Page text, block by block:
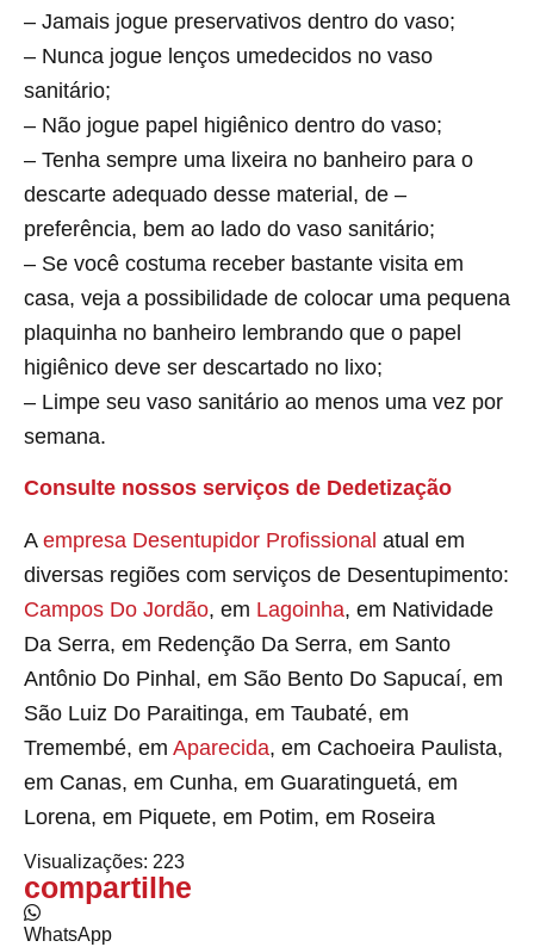
– Jamais jogue preservativos dentro do vaso;
– Nunca jogue lenços umedecidos no vaso
sanitário;
– Não jogue papel higiênico dentro do vaso;
– Tenha sempre uma lixeira no banheiro para o
descarte adequado desse material, de –
preferência, bem ao lado do vaso sanitário;
– Se você costuma receber bastante visita em
casa, veja a possibilidade de colocar uma pequena
plaquinha no banheiro lembrando que o papel
higiênico deve ser descartado no lixo;
– Limpe seu vaso sanitário ao menos uma vez por
semana.
Consulte nossos serviços de Dedetização
A empresa Desentupidor Profissional atual em
diversas regiões com serviços de Desentupimento:
Campos Do Jordão, em Lagoinha, em Natividade
Da Serra, em Redenção Da Serra, em Santo
Antônio Do Pinhal, em São Bento Do Sapucaí, em
São Luiz Do Paraitinga, em Taubaté, em
Tremembé, em Aparecida, em Cachoeira Paulista,
em Canas, em Cunha, em Guaratinguetá, em
Lorena, em Piquete, em Potim, em Roseira
Visualizações: 223
compartilhe
WhatsApp